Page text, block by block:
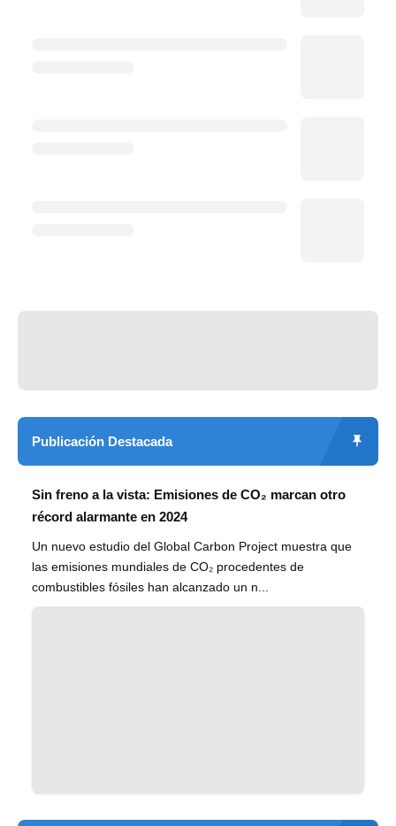
Publicación Destacada
Sin freno a la vista: Emisiones de CO₂ marcan otro
récord alarmante en 2024
Un nuevo estudio del Global Carbon Project muestra que
las emisiones mundiales de CO₂ procedentes de
combustibles fósiles han alcanzado un n...